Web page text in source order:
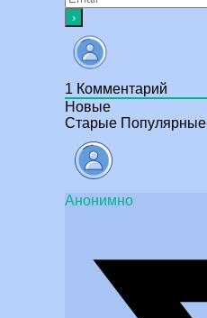
1 Комментарий
Новые
Старые Популярные
Анонимно